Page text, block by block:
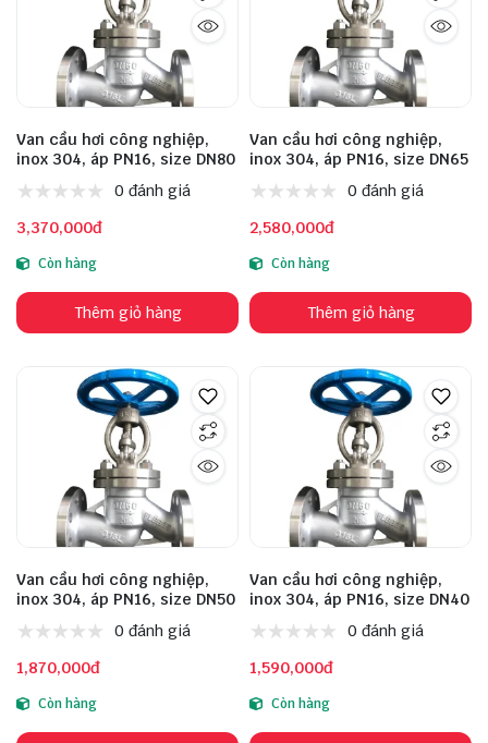
Van cầu hơi công nghiệp,
inox 304, áp PN16, size DN80
0 đánh giá
3,370,000đ
Còn hàng
Thêm giỏ hàng
Van cầu hơi công nghiệp,
inox 304, áp PN16, size DN65
0 đánh giá
2,580,000đ
Còn hàng
Thêm giỏ hàng
Van cầu hơi công nghiệp,
inox 304, áp PN16, size DN50
0 đánh giá
1,870,000đ
Còn hàng
Van cầu hơi công nghiệp,
inox 304, áp PN16, size DN40
0 đánh giá
1,590,000đ
Còn hàng